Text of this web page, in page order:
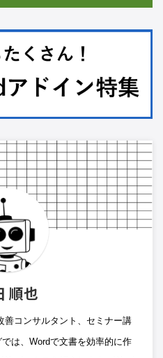
順也
善コンサルタント、セミナー講
は、Wordで文書を効率的に作